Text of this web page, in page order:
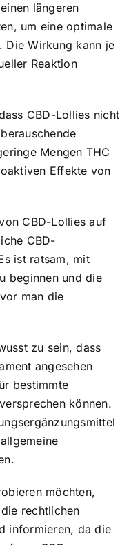
längeren
um eine optimale
Die Wirkung kann je
Reaktion
CBD-Lollies nicht
Mengen THC
Effekte von
CBD-Lollies auf
CBD-
ist ratsam, mit
beginnen und die
man die
zu sein, dass
angesehen
bestimmte
können.
möchten,
rechtlichen
informieren, da die